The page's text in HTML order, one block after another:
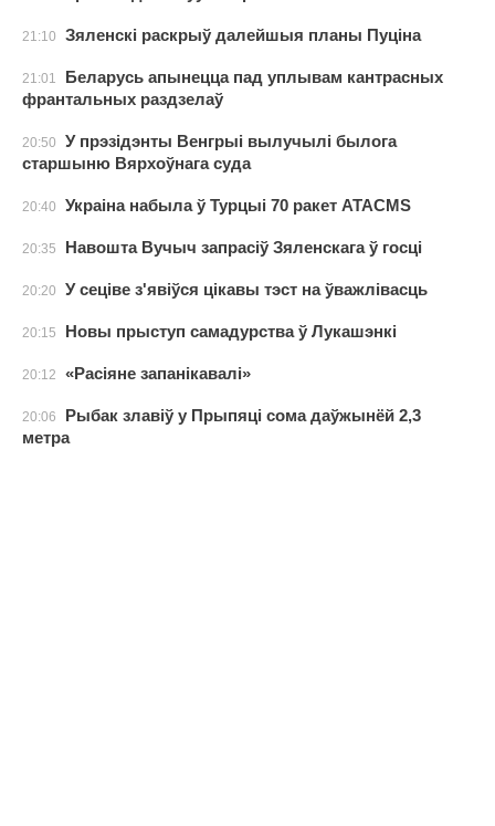
21:10 Зяленскі раскрыў далейшыя планы Пуціна
21:01
Беларусь апынецца пад уплывам кантрасных
франтальных раздзелаў
20:50
У прэзідэнты Венгрыі вылучылі былога
старшыню Вярхоўнага суда
20:40 Украіна набыла ў Турцыі 70 ракет ATACMS
20:35 Навошта Вучыч запрасіў Зяленскага ў госці
20:20 У сеціве з'явіўся цікавы тэст на ўважлівасць
20:15 Новы прыступ самадурства ў Лукашэнкі
20:12 «Расіяне запанікавалі»
20:06
Рыбак злавіў у Прыпяці сома даўжынёй 2,3
метра